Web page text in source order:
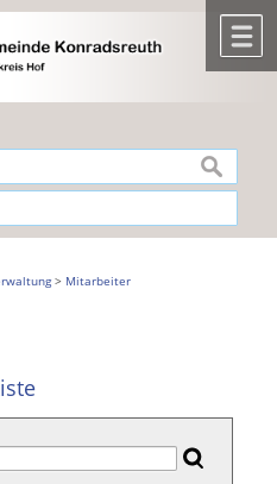
springen.
suchen
> Mitarbeiter